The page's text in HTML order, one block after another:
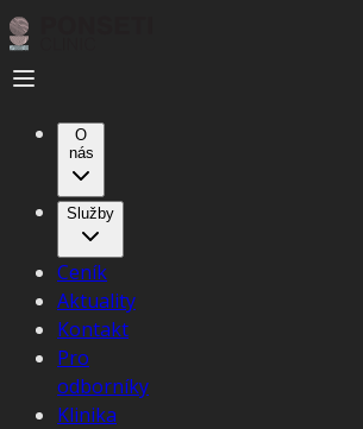
O
nás
Služby
Ceník
Aktuality
Kontakt
Pro
odborníky
Klinika